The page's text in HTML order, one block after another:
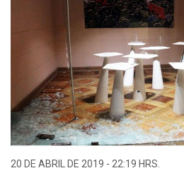
20 DE ABRIL DE 2019 - 22:19 HRS.